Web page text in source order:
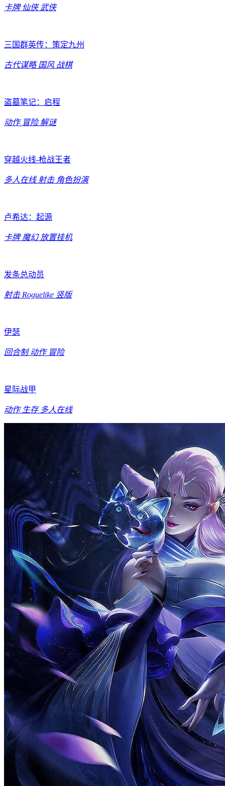
卡牌 仙侠 武侠
三国群英传：策定九州
古代谋略 国风 战棋
盗墓笔记：启程
动作 冒险 解谜
穿越火线-枪战王者
多人在线 射击 角色扮演
卢希达：起源
卡牌 魔幻 放置挂机
发条总动员
射击 Roguelike 竖版
伊瑟
回合制 动作 冒险
星际战甲
动作 生存 多人在线